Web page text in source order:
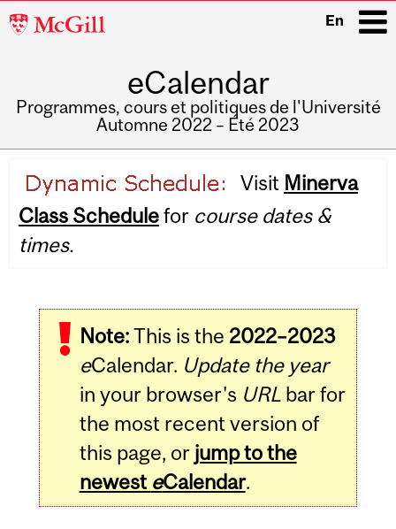
McGill
En
eCalendar
Programmes, cours et politiques de l'Université
Automne 2022 – Été 2023
navigation
Visit Minerva
Class Schedulefor course dates &
times.
Note:This is the 2022–2023
eCalendar. Update the year
in your browser's URLbar for
the most recent version of
this page, or jump to the
newest eCalendar.